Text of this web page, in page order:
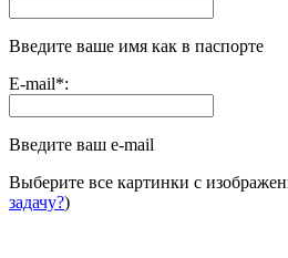
Введите ваше имя как в паспорте
E-mail*:
Введите ваш e-mail
Выберите все картинки с
задачу?)